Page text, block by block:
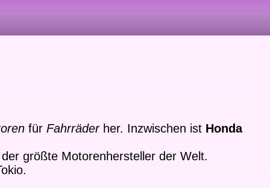
fürFahrräderher. Inzwischen istHonda
größte Motorenhersteller der Welt.